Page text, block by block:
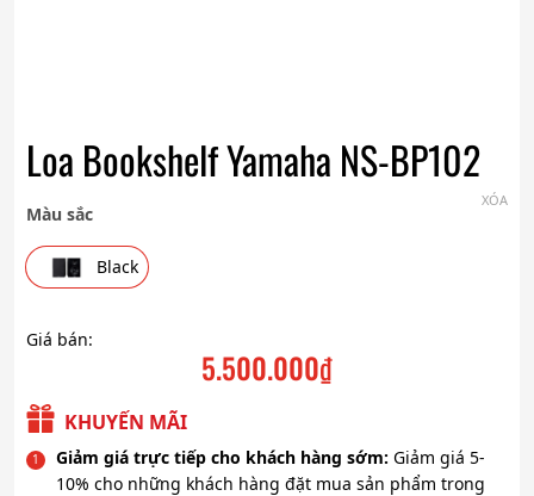
Loa Bookshelf Yamaha NS-BP102
Màu sắc
Black
XÓA
Giá bán:
5.500.000₫
KHUYẾN MÃI
Giảm giá trực tiếp cho khách hàng sớm: Giảm giá 5-
10% cho những khách hàng đặt mua sản phẩm trong